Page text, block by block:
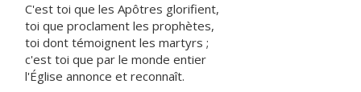
C'est toi que les Apôtres glorifient,
toi que proclament les prophètes,
toi dont témoignent les martyrs ;
c'est toi que par le monde entier
l'Église annonce et reconnaît.